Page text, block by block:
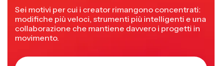
Sei motivi per cui i creator rimangono concentrati:
modifiche più veloci, strumenti più intelligenti e una
collaborazione che mantiene davvero i progetti in
movimento.